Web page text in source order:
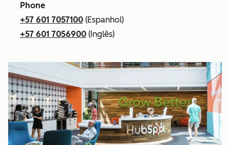
Phone
+57 601 7057100(Espanhol)
+57 601 7056900(Inglês)